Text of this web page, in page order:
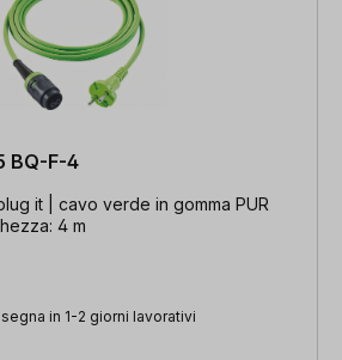
BQ-F-4
it | cavo verde in gomma PUR
4 m
in 1-2 giorni lavorativi